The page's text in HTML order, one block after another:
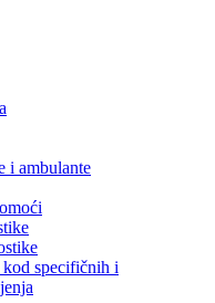
i ambulante
kod specifičnih i